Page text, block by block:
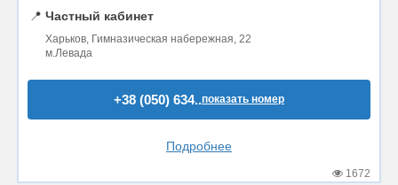
📍 Частный кабинет
Харьков, Гимназическая набережная, 22
м.Левада
+38 (050) 634..показать номер
Подробнее
1672